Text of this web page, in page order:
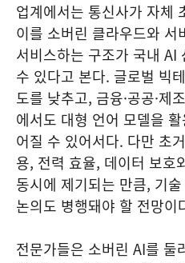
업계에서는 통신사가 자체
이를 소버린 클라우드와 서
서비스하는 구조가 국내 AI
수 있다고 본다. 글로벌 빅
도를 낮추고, 금융·공공·제
에서도 대형 언어 모델을
어질 수 있어서다. 다만 초
용, 전력 효율, 데이터 보호
동시에 제기되는 만큼, 기
논의도 병행돼야 할 전망이
전문가들은 소버린 AI를 둘